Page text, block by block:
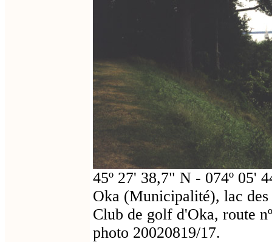
45º 27' 38,7" N - 074º 05'
Oka (Municipalité), lac
Club de golf d'Oka, route
photo 20020819/17.